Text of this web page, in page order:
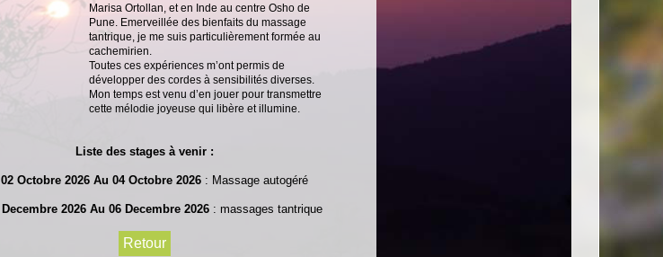
Marisa Ortollan, et en Inde au centre Osho de
Pune. Emerveillée des bienfaits du massage
tantrique, je me suis particulièrement formée au
cachemirien.
Toutes ces expériences m’ont permis de
développer des cordes à sensibilités diverses.
Mon temps est venu d’en jouer pour transmettre
cette mélodie joyeuse qui libère et illumine.
Liste des stages à venir :
02 Octobre 2026 Au 04 Octobre 2026: Massage autogéré
Decembre 2026 Au 06 Decembre 2026 : massages tantrique